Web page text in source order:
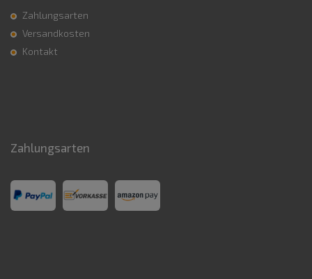
Zahlungsarten
Versandkosten
Kontakt
Zahlungsarten